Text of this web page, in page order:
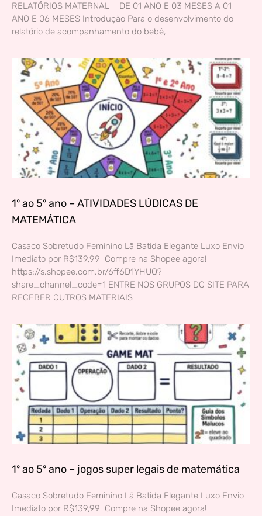
RELATÓRIOS MATERNAL – DE 01 ANO E 03 MESES A 01
ANO E 06 MESES Introdução Para o desenvolvimento do
relatório de acompanhamento do bebê,
1º ao 5º ano – ATIVIDADES LÚDICAS DE
MATEMÁTICA
Casaco Sobretudo Feminino Lã Batida Elegante Luxo Envio
Imediato por R$139,99 Compre na Shopee agora!
https://s.shopee.com.br/6ff6D1YHUQ?
share_channel_code=1 ENTRE NOS GRUPOS DO SITE PARA
RECEBER OUTROS MATERIAIS
1º ao 5º ano – jogos super legais de matemática
Casaco Sobretudo Feminino Lã Batida Elegante Luxo Envio
Imediato por R$139,99 Compre na Shopee agora!